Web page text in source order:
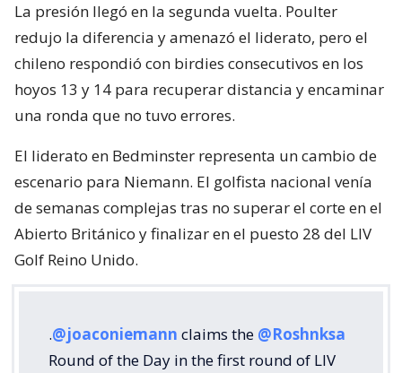
La presión llegó en la segunda vuelta. Poulter
redujo la diferencia y amenazó el liderato, pero el
chileno respondió con birdies consecutivos en los
hoyos 13 y 14 para recuperar distancia y encaminar
una ronda que no tuvo errores.
El liderato en Bedminster representa un cambio de
escenario para Niemann. El golfista nacional venía
de semanas complejas tras no superar el corte en el
Abierto Británico y finalizar en el puesto 28 del LIV
Golf Reino Unido.
.@joaconiemann claims the @Roshnksa
Round of the Day in the first round of LIV